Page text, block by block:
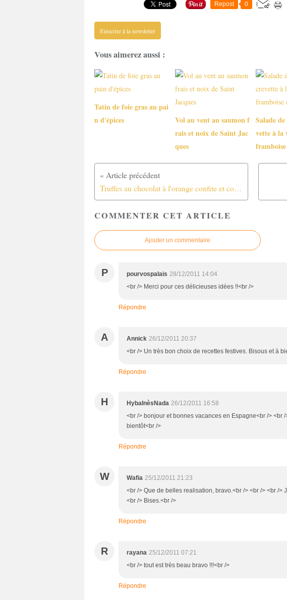
Repost 0
S'inscrire à la newsletter
Vous aimerez aussi :
Tatin de foie gras au pai
n d'épices
Vol au vent au saumon f
rais et noix de Saint Jac
ques
Salade
vette à la
Truffes au chocolat à l'orange confite et cointreau
COMMENTER CET ARTICLE
Ajouter un commentaire
P pourvospalais 28/12/2011 14:04
<br /> Merci pour ces délicieuses idées !!<br />
Répondre
A Annick 26/12/2011 20:37
<br /> Un très bon choix de recettes festives. Bisous et à
Répondre
H HybaInèsNada 26/12/2011 16:58
<br /> bonjour et bonnes vacances en Espagne<br /> <br
bientôt<br />
Répondre
W Wafia 25/12/2011 21:23
<br /> Que de belles realisation, bravo.<br /> <br /> <br />
<br /> Bises.<br />
Répondre
R rayana 25/12/2011 07:21
<br /> tout est très beau bravo !!!<br />
Répondre